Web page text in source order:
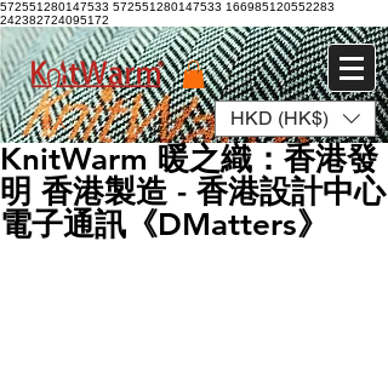
572551280147533 572551280147533 166985120552283
242382724095172
登入 HKD (HK$)
KnitWarm 暖之織：香港發
明 香港製造 - 香港設計中心
電子通訊《DMatters》